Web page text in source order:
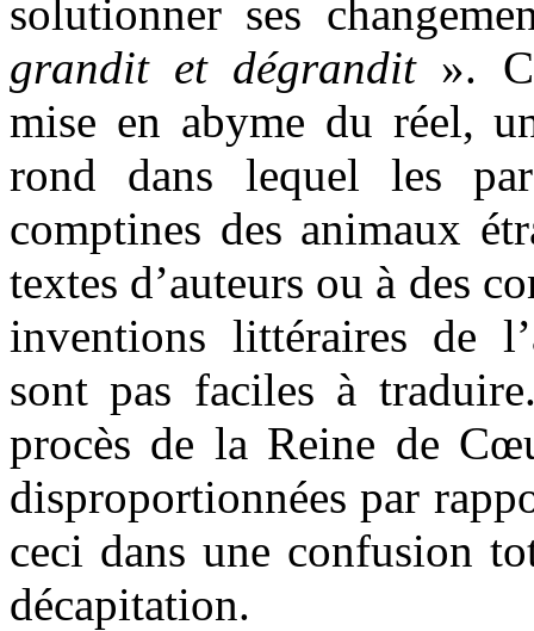
solutionner ses
grandit et dégrandit».
mise en abyme du réel,
rond dans lequel les
comptines des animaux
textes d’auteurs ou à des
inventions littéraires de
sont pas faciles à
procès de la Reine de
disproportionnées par
ceci dans une confusion
décapitation.